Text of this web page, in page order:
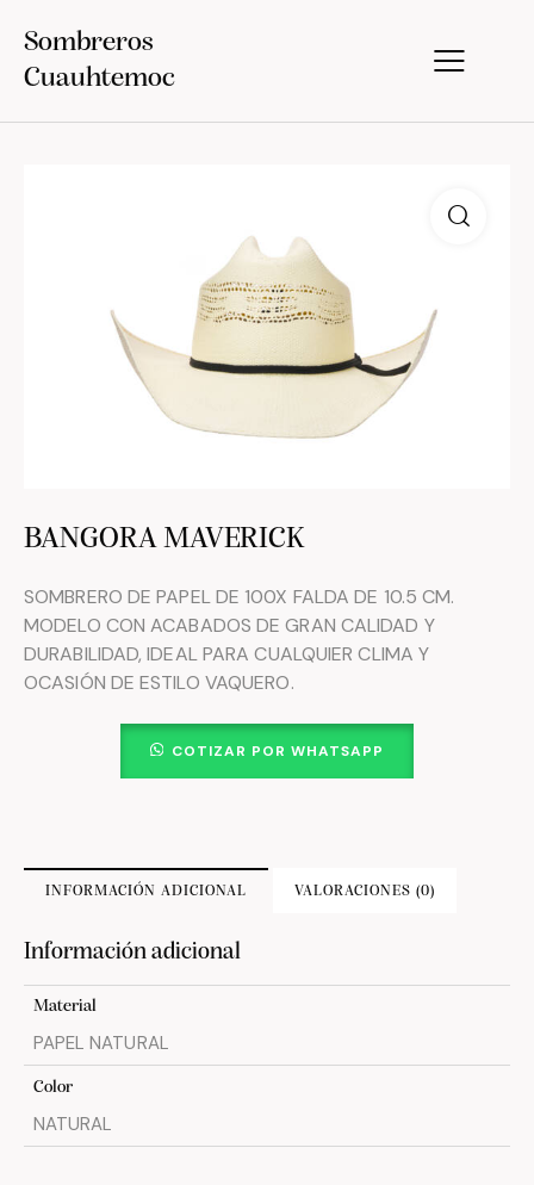
Sombreros
Cuauhtemoc
BANGORA MAVERICK
SOMBRERO DE PAPEL DE 100X FALDA DE 10.5 CM.
MODELO CON ACABADOS DE GRAN CALIDAD Y
DURABILIDAD, IDEAL PARA CUALQUIER CLIMA Y
OCASIÓN DE ESTILO VAQUERO.
COTIZAR POR WHATSAPP
INFORMACIÓN ADICIONAL VALORACIONES (0)
Información adicional
Material
PAPEL NATURAL
Color
NATURAL